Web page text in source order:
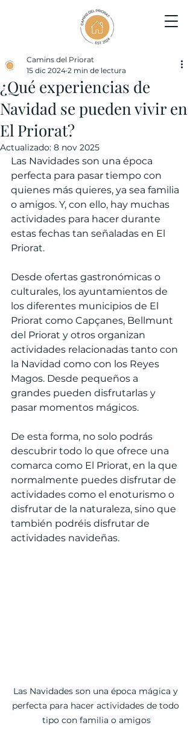
¿Qué experiencias de
Navidad se pueden vivir en
El Priorat?
Camins del Priorat
15 dic 2024 2 min de lectura
Actualizado: 8 nov 2025
Las Navidades son una época
perfecta para pasar tiempo con
quienes más quieres, ya sea familia
o amigos. Y, con ello, hay muchas
actividades para hacer durante
estas fechas tan señaladas en El
Priorat.
Desde ofertas gastronómicas o
culturales, los ayuntamientos de
los diferentes municipios de El
Priorat como Capçanes, Bellmunt
del Priorat y otros organizan
actividades relacionadas tanto con
la Navidad como con los Reyes
Magos. Desde pequeños a
grandes pueden disfrutarlas y
pasar momentos mágicos.
De esta forma, no solo podrás
descubrir todo lo que ofrece una
comarca como El Priorat, en la que
normalmente puedes disfrutar de
actividades como el enoturismo o
disfrutar de la naturaleza, sino que
también podréis disfrutar de
actividades navideñas.
Las Navidades son una época mágica y
perfecta para hacer actividades de todo
tipo con familia o amigos